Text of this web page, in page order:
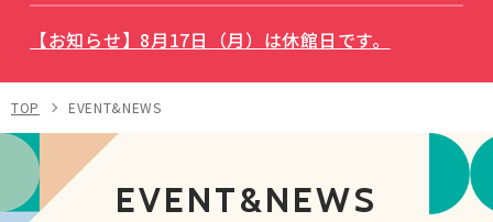
【お知らせ】8月17日（月）は休館日です。
TOP EVENT&NEWS
EVENT&NEWS